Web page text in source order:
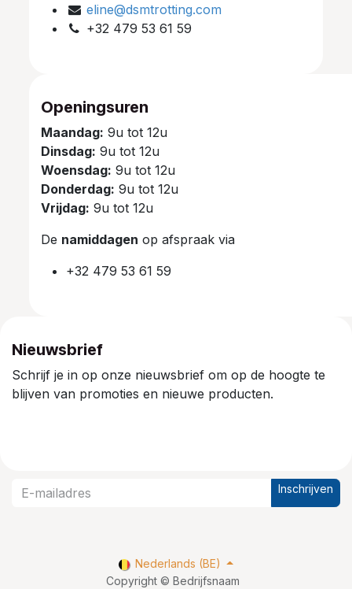
eline@dsmtrotting.com
+32 479 53 61 59
Openingsuren
Maandag: 9u tot 12u
Dinsdag: 9u tot 12u
Woensdag: 9u tot 12u
Donderdag: 9u tot 12u
Vrijdag: 9u tot 12u
De namiddagen op afspraak via
+32 479 53 61 59
Nieuwsbrief
Schrijf je in op onze nieuwsbrief om op de hoogte te
blijven van promoties en nieuwe producten.
Inschrijven
Copyright © Bedrijfsnaam
Nederlands (BE)